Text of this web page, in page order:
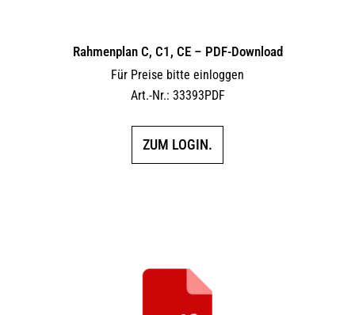
Rahmenplan C, C1, CE – PDF-Download
Für Preise bitte einloggen
Art.-Nr.: 33393PDF
ZUM LOGIN.